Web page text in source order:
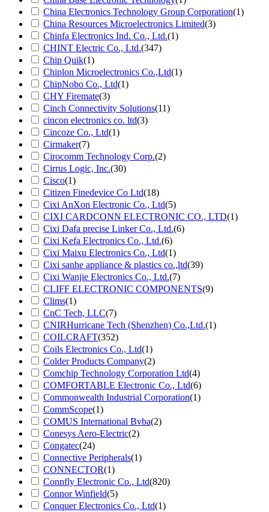
China Electronics Technology Group Corporation(1)
China Resources Microelectronics Limited(3)
Chinfa Electronics Ind. Co., Ltd.(1)
CHINT Electric Co., Ltd.(347)
Chip Quik(1)
Chiplon Microelectronics Co.,Ltd(1)
ChipNobo Co., Ltd(1)
CHY Firemate(3)
Cinch Connectivity Solutions(11)
cincon electronics co. ltd(3)
Cincoze Co., Ltd(1)
Cirmaker(7)
Cirocomm Technology Corp.(2)
Cirrus Logic, Inc.(30)
Cisco(1)
Citizen Finedevice Co Ltd(18)
Cixi AnXon Electronic Co., Ltd(5)
CIXI CARDCONN ELECTRONIC CO., LTD(1)
Cixi Dafa precise Linker Co., Ltd.(6)
Cixi Kefa Electronics Co., Ltd.(6)
Cixi Maixu Electronics Co., Ltd(1)
Cixi sanhe appliance & plastics co.,ltd(39)
Cixi Wanjie Electronics Co., Ltd.(7)
CLIFF ELECTRONIC COMPONENTS(9)
Clims(1)
CnC Tech, LLC(7)
CNIRHurricane Tech (Shenzhen) Co.,Ltd.(1)
COILCRAFT(352)
Coils Electronics Co., Ltd(1)
Colder Products Company(2)
Comchip Technology Corporation Ltd(4)
COMFORTABLE Electronic Co., Ltd(6)
Commonwealth Industrial Corporation(1)
CommScope(1)
COMUS International Bvba(2)
Conesys Aero-Electric(2)
Congatec(24)
Connective Peripherals(1)
CONNECTOR(1)
Connfly Electronic Co., Ltd(820)
Connor Winfield(5)
Conquer Electronics Co., Ltd(1)